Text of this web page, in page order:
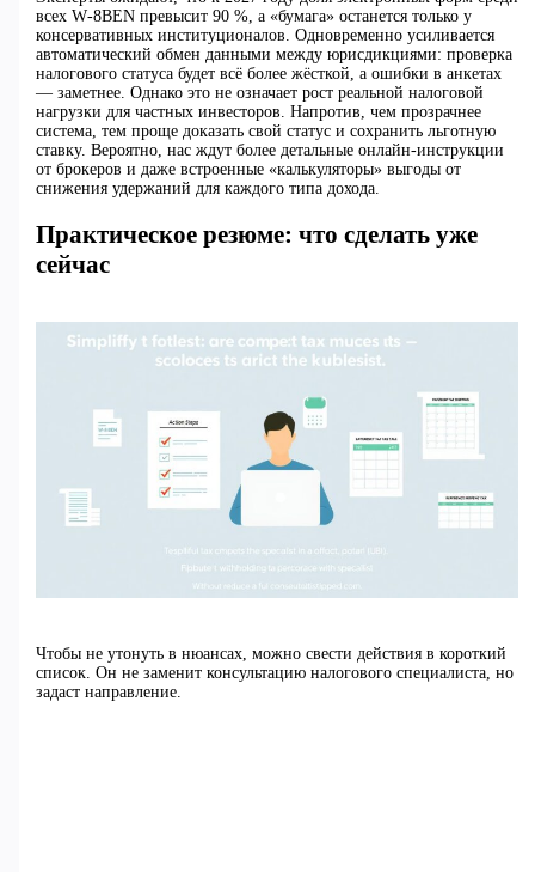
всех W‑8BEN превысит 90 %, а «бумага» останется только у
консервативных институционалов. Одновременно усиливается
автоматический обмен данными между юрисдикциями: проверка
налогового статуса будет всё более жёсткой, а ошибки в анкетах
— заметнее. Однако это не означает рост реальной налоговой
нагрузки для частных инвесторов. Напротив, чем прозрачнее
система, тем проще доказать свой статус и сохранить льготную
ставку. Вероятно, нас ждут более детальные онлайн‑инструкции
от брокеров и даже встроенные «калькуляторы» выгоды от
снижения удержаний для каждого типа дохода.
Практическое резюме: что сделать уже
сейчас
Чтобы не утонуть в нюансах, можно свести действия в короткий
список. Он не заменит консультацию налогового специалиста, но
задаст направление.